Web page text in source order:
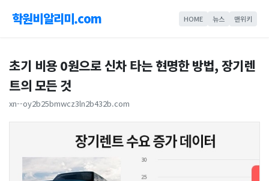
학원비알리미.com HOME 뉴스 맨위키
초기 비용 0원으로 신차 타는 현명한 방법, 장기렌
트의 모든 것
xn--oy2b25bmwcz3ln2b432b.com